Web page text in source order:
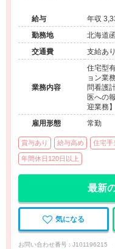
給与
勤務地
北海道
交通費
支給あり
業務内容
住宅型
ョン業
問看護
医への
迎業務
雇用形態
常勤
賞与あり 給与高め 住宅手
年間休日120日以上
最新
気になる
お問い合わせ番号 : J101196215